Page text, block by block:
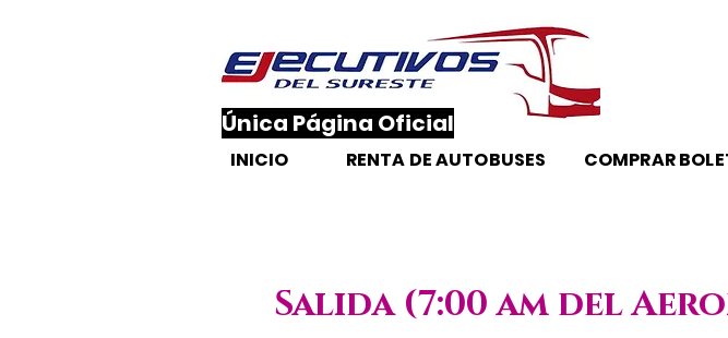
​Única Página Oficial
INICIO RENTA DE AUTOBUSES COMPRAR
Salida (7:00 am del